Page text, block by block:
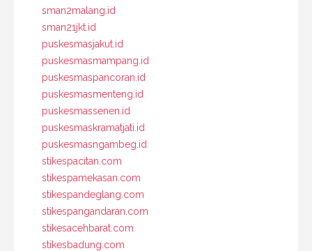
sman2malang.id
sman21jkt.id
puskesmasjakut.id
puskesmasmampang.id
puskesmaspancoran.id
puskesmasmenteng.id
puskesmassenen.id
puskesmaskramatjati.id
puskesmasngambeg.id
stikespacitan.com
stikespamekasan.com
stikespandeglang.com
stikespangandaran.com
stikesacehbarat.com
stikesbadung.com